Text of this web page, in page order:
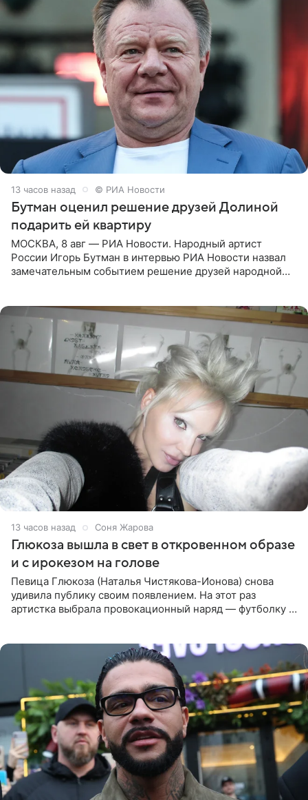
13 часов назад © РИА Новости
Бутман оценил решение друзей Долиной
подарить ей квартиру
МОСКВА, 8 авг — РИА Новости. Народный артист
России Игорь Бутман в интервью РИА Новости назвал
замечательным событием решение друзей народной
13 часов назад Соня Жарова
Глюкоза вышла в свет в откровенном образе
и с ирокезом на голове
Певица Глюкоза (Наталья Чистякова-Ионова) снова
удивила публику своим появлением. На этот раз
артистка выбрала провокационный наряд — футболку с